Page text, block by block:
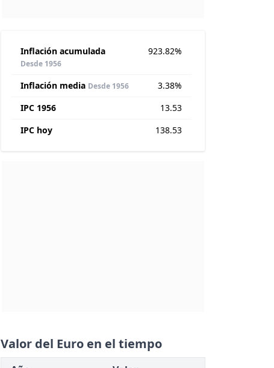
Inflación acumulada
Desde 1956
923.82%
Inflación media Desde 1956
3.38%
IPC 1956
13.53
IPC hoy
138.53
Valor del Euro en el tiempo